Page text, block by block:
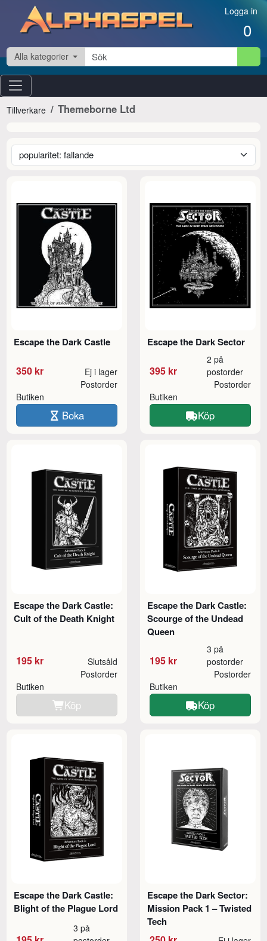
Hoppa till innehåll Logga in
0
Alla kategorier
Tillverkare Themeborne Ltd
Escape the Dark Castle
350 kr Ej i lager
Butiken
Postorder
Boka
Escape the Dark Sector
395 kr
2 på
postorder
Butiken
Postorder
Köp
Escape the Dark Castle:
Cult of the Death Knight
195 kr Slutsåld
Butiken
Postorder
Köp
Escape the Dark Castle:
Scourge of the Undead
Queen
195 kr
3 på
postorder
Butiken
Postorder
Köp
Escape the Dark Castle:
Blight of the Plague Lord
3 på
Escape the Dark Sector:
Mission Pack 1 – Twisted
Tech